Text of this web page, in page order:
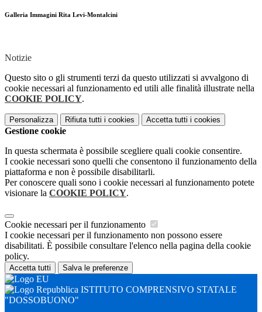
Galleria Immagini Rita Levi-Montalcini
Notizie
Questo sito o gli strumenti terzi da questo utilizzati si avvalgono di
cookie necessari al funzionamento ed utili alle finalità illustrate nella
COOKIE POLICY.
Personalizza Rifiuta tutti i cookies Accetta tutti i cookies
Gestione cookie
In questa schermata è possibile scegliere quali cookie consentire.
I cookie necessari sono quelli che consentono il funzionamento della
piattaforma e non è possibile disabilitarli.
Per conoscere quali sono i cookie necessari al funzionamento potete
visionare la COOKIE POLICY.
Cookie necessari per il funzionamento
I cookie necessari per il funzionamento non possono essere
disabilitati. È possibile consultare l'elenco nella pagina della cookie
policy.
Accetta tutti Salva le preferenze
ISTITUTO COMPRENSIVO STATALE
"DOSSOBUONO"